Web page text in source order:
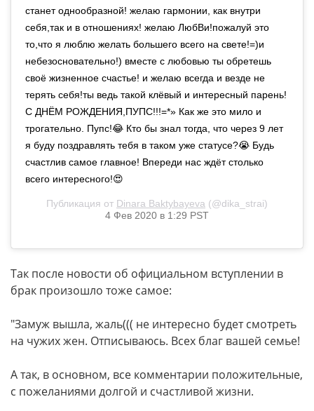
станет однообразной! желаю гармонии, как внутри
себя,так и в отношениях! желаю ЛюбВи!пожалуй это
то,что я люблю желать большего всего на свете!=)и
небезосновательно!) вместе с любовью ты обретешь
своё жизненное счастье! и желаю всегда и везде не
терять себя!ты ведь такой клёвый и интересный парень!
С ДНЁМ РОЖДЕНИЯ,ПУПС!!!=*» Как же это мило и
трогательно. Пупс!😂 Кто бы знал тогда, что через 9 лет
я буду поздравлять тебя в таком уже статусе?😭 Будь
счастлив самое главное! Впереди нас ждёт столько
всего интересного!😍
Публикация от Dinara Baktybayeva (@dika_strai)
4 Фев 2020 в 1:29 PST
Так после новости об официальном вступлении в
брак произошло тоже самое:
"Замуж вышла, жаль((( не интересно будет смотреть
на чужих жен. Отписываюсь. Всех благ вашей семье!
А так, в основном, все комментарии положительные,
с пожеланиями долгой и счастливой жизни.